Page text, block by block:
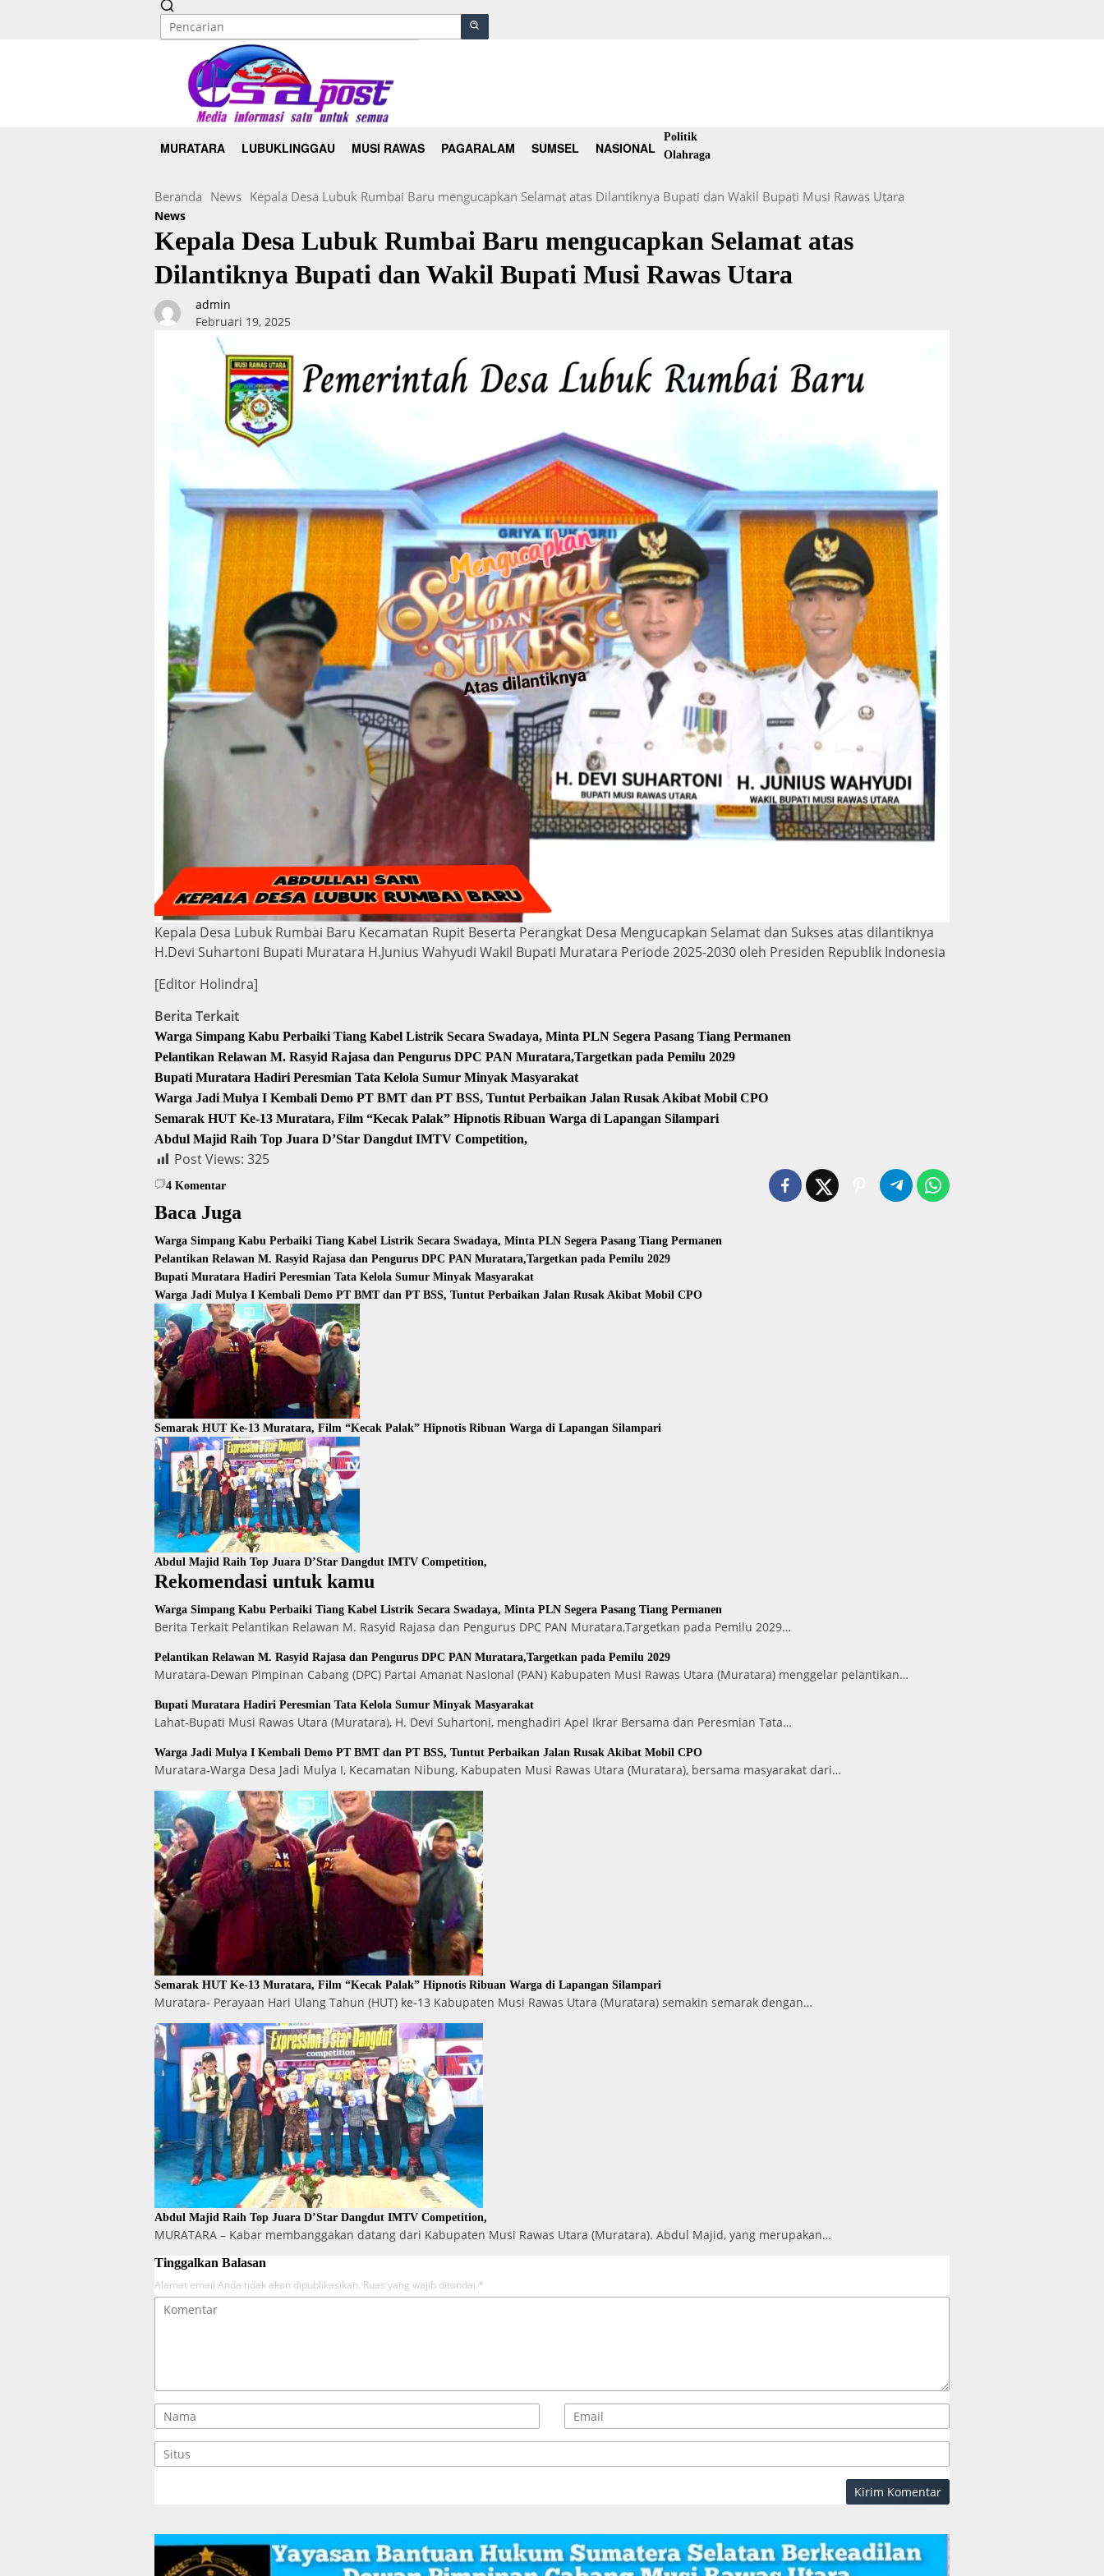
MURATARA LUBUKLINGGAU MUSI RAWAS PAGARALAM SUMSEL NASIONAL
Politik
Olahraga
Beranda News Kepala Desa Lubuk Rumbai Baru mengucapkan Selamat atas Dilantiknya Bupati dan Wakil Bupati Musi Rawas Utara
News
Kepala Desa Lubuk Rumbai Baru mengucapkan Selamat atas
Dilantiknya Bupati dan Wakil Bupati Musi Rawas Utara
admin
Februari 19, 2025
Kepala Desa Lubuk Rumbai Baru Kecamatan Rupit Beserta Perangkat Desa Mengucapkan Selamat dan Sukses atas dilantiknya
H.Devi Suhartoni Bupati Muratara H.Junius Wahyudi Wakil Bupati Muratara Periode 2025-2030 oleh Presiden Republik Indonesia
[Editor Holindra]
Berita Terkait
Warga Simpang Kabu Perbaiki Tiang Kabel Listrik Secara Swadaya, Minta PLN Segera Pasang Tiang Permanen
Pelantikan Relawan M. Rasyid Rajasa dan Pengurus DPC PAN Muratara,Targetkan pada Pemilu 2029
Bupati Muratara Hadiri Peresmian Tata Kelola Sumur Minyak Masyarakat
Warga Jadi Mulya I Kembali Demo PT BMT dan PT BSS, Tuntut Perbaikan Jalan Rusak Akibat Mobil CPO
Semarak HUT Ke-13 Muratara, Film “Kecak Palak” Hipnotis Ribuan Warga di Lapangan Silampari
Abdul Majid Raih Top Juara D’Star Dangdut IMTV Competition,
Post Views: 325
4 Komentar
Baca Juga
Warga Simpang Kabu Perbaiki Tiang Kabel Listrik Secara Swadaya, Minta PLN Segera Pasang Tiang Permanen
Pelantikan Relawan M. Rasyid Rajasa dan Pengurus DPC PAN Muratara,Targetkan pada Pemilu 2029
Bupati Muratara Hadiri Peresmian Tata Kelola Sumur Minyak Masyarakat
Warga Jadi Mulya I Kembali Demo PT BMT dan PT BSS, Tuntut Perbaikan Jalan Rusak Akibat Mobil CPO
Semarak HUT Ke-13 Muratara, Film “Kecak Palak” Hipnotis Ribuan Warga di Lapangan Silampari
Abdul Majid Raih Top Juara D’Star Dangdut IMTV Competition,
Rekomendasi untuk kamu
Warga Simpang Kabu Perbaiki Tiang Kabel Listrik Secara Swadaya, Minta PLN Segera Pasang Tiang Permanen
Berita Terkait Pelantikan Relawan M. Rasyid Rajasa dan Pengurus DPC PAN Muratara,Targetkan pada Pemilu 2029…
Pelantikan Relawan M. Rasyid Rajasa dan Pengurus DPC PAN Muratara,Targetkan pada Pemilu 2029
Muratara-Dewan Pimpinan Cabang (DPC) Partai Amanat Nasional (PAN) Kabupaten Musi Rawas Utara (Muratara) menggelar pelantikan…
Bupati Muratara Hadiri Peresmian Tata Kelola Sumur Minyak Masyarakat
Lahat-Bupati Musi Rawas Utara (Muratara), H. Devi Suhartoni, menghadiri Apel Ikrar Bersama dan Peresmian Tata…
Warga Jadi Mulya I Kembali Demo PT BMT dan PT BSS, Tuntut Perbaikan Jalan Rusak Akibat Mobil CPO
Muratara-Warga Desa Jadi Mulya I, Kecamatan Nibung, Kabupaten Musi Rawas Utara (Muratara), bersama masyarakat dari…
Semarak HUT Ke-13 Muratara, Film “Kecak Palak” Hipnotis Ribuan Warga di Lapangan Silampari
Muratara- Perayaan Hari Ulang Tahun (HUT) ke-13 Kabupaten Musi Rawas Utara (Muratara) semakin semarak dengan…
Abdul Majid Raih Top Juara D’Star Dangdut IMTV Competition,
MURATARA – Kabar membanggakan datang dari Kabupaten Musi Rawas Utara (Muratara). Abdul Majid, yang merupakan…
Tinggalkan Balasan
Alamat email Anda tidak akan dipublikasikan. Ruas yang wajib ditandai *